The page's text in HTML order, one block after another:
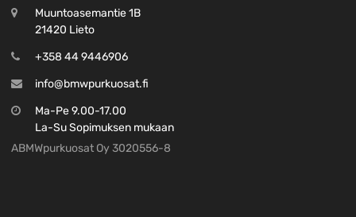
Muuntoasemantie 1B
21420 Lieto
+358 44 9446906
info@bmwpurkuosat.fi
Ma-Pe 9.00-17.00
La-Su Sopimuksen mukaan
ABMWpurkuosat Oy 3020556-8